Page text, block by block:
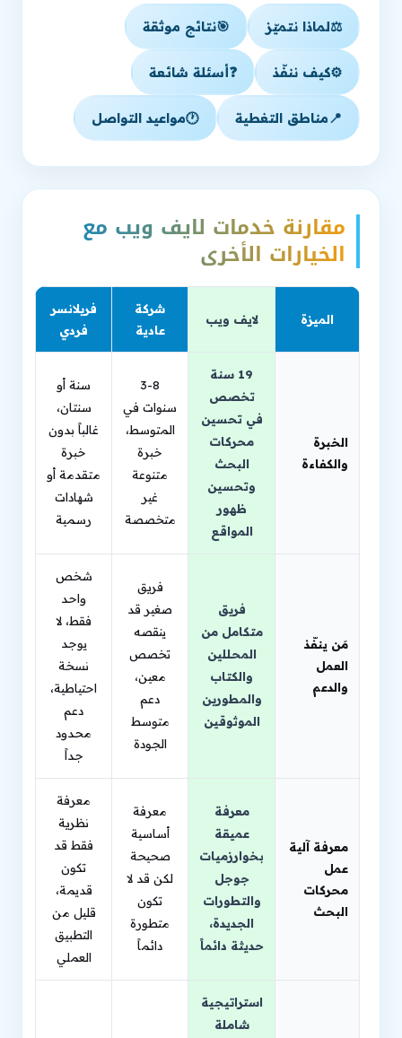
⚖️لماذا نتميّز 🎯نتائج موثقة
⚙️كيف ننفّذ ❓أسئلة شائعة
📍مناطق التغطية 🕐مواعيد التواصل
مقارنة خدمات لايف ويب مع
الخيارات الأخرى
الميزة لايف ويب
شركة
عادية
فريلانسر
فردي
الخبرة
والكفاءة
19 سنة
تخصص
في تحسين
محركات
البحث
وتحسين
ظهور
المواقع
3-8
سنوات في
المتوسط،
خبرة
متنوعة
غير
متخصصة
سنة أو
سنتان،
غالباً بدون
خبرة
متقدمة أو
شهادات
رسمية
مَن ينفّذ
العمل
والدعم
فريق
متكامل من
المحللين
والكتاب
والمطورين
الموثوقين
فريق
صغير قد
ينقصه
تخصص
معين،
دعم
متوسط
الجودة
شخص
واحد
فقط، لا
يوجد
نسخة
احتياطية،
دعم
محدود
جداً
معرفة آلية
عمل
محركات
البحث
معرفة
عميقة
بخوارزميات
جوجل
والتطورات
الجديدة،
حديثة دائماً
معرفة
أساسية
صحيحة
لكن قد لا
تكون
متطورة
دائماً
معرفة
نظرية
فقط قد
تكون
قديمة،
قليل من
التطبيق
العملي
استراتيجية
شاملة